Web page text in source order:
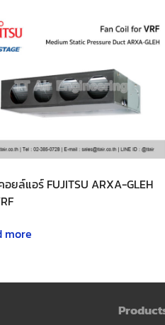
ยล์แอร์ FUJITSU ARXA-GLEH
more